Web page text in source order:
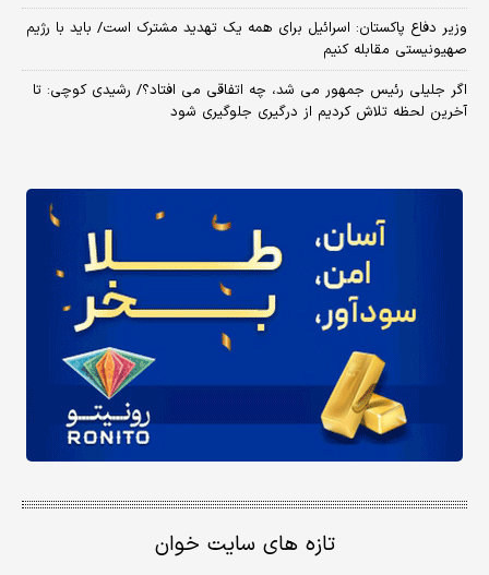
وزیر دفاع پاکستان: اسرائیل برای همه یک تهدید مشترک است/ باید با رژیم
صهیونیستی مقابله کنیم
اگر جلیلی رئیس جمهور می شد، چه اتفاقی می افتاد؟/ رشیدی کوچی: تا
آخرین لحظه تلاش کردیم از درگیری جلوگیری شود
تازه های سایت خوان